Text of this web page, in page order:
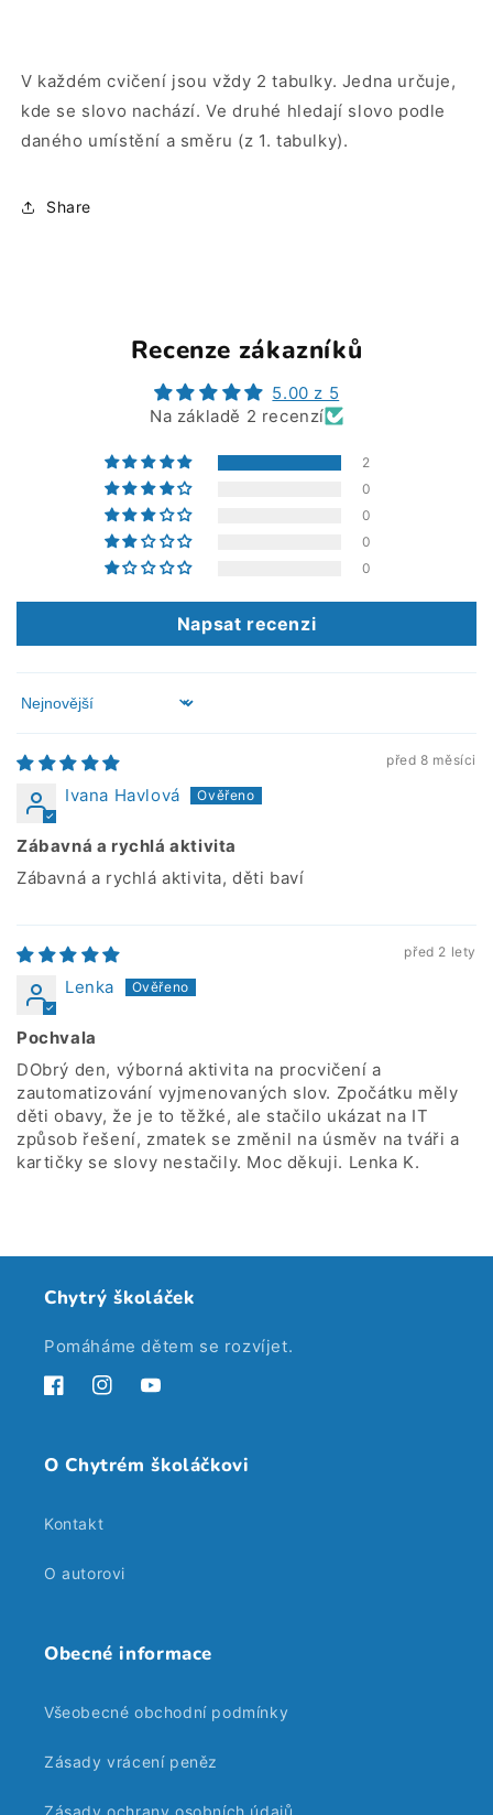
V každém cvičení jsou vždy 2 tabulky. Jedna určuje,
kde se slovo nachází. Ve druhé hledají slovo podle
daného umístění a směru (z 1. tabulky).
Share
Recenze zákazníků
5.00 z 5
Na základě 2 recenzí
2
0
0
0
0
Napsat recenzi
Sort by
před 8 měsíci
Ivana Havlová
Zábavná a rychlá aktivita
Zábavná a rychlá aktivita, děti baví
před 2 lety
Lenka
Pochvala
DObrý den, výborná aktivita na procvičení a
zautomatizování vyjmenovaných slov. Zpočátku měly
děti obavy, že je to těžké, ale stačilo ukázat na IT
způsob řešení, zmatek se změnil na úsměv na tváři a
kartičky se slovy nestačily. Moc děkuji. Lenka K.
Chytrý školáček
Pomáháme dětem se rozvíjet.
FacebookInstagramYouTube
O Chytrém školáčkovi
Kontakt
O autorovi
Obecné informace
Všeobecné obchodní podmínky
Zásady vrácení peněz
Zásady ochrany osobních údajů